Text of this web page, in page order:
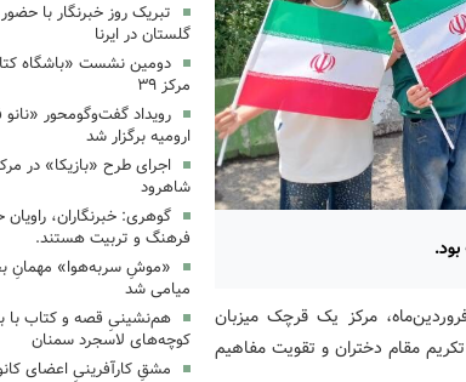
گزارش روابط عمومی کانون پرورش فکری کودکان و نوجوانان، روز ۳۰ فروردین‌ماه، مرکز یک قرچک میزبان
تکریم مقام دختران و تقویت مفاهیم
تبریک روز خبرنگار با
گلستان در ایرنا
دومین نشست «باشگاه
مرکز ۳۹
رویداد گفت‌وگومحور «نانو
ارومیه برگزار شد
اجرای طرح «بازیکا» در
شاهرود
گوهری: خبرنگاران،
فرهنگ و تربیت هستند.
«موشِ سربه‌هوا» مهمانِ
میامی شد
هم‌نشینیِ قصه و کتاب با
کوچه‌های لاسجرد سمنان
مشقِ کارآفرینیِ اعضای